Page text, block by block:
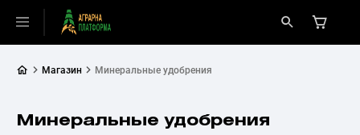
Магазин Минеральные удобрения
Минеральные удобрения